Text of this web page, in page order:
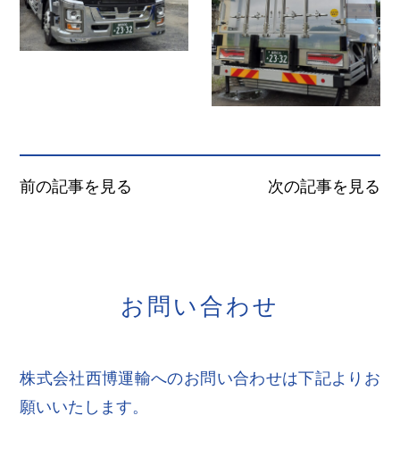
前の記事を見る 次の記事を見る
お 問 い合わせ
株式会社西博運輸へのお問い合わせは下記よりお
願いいたします。